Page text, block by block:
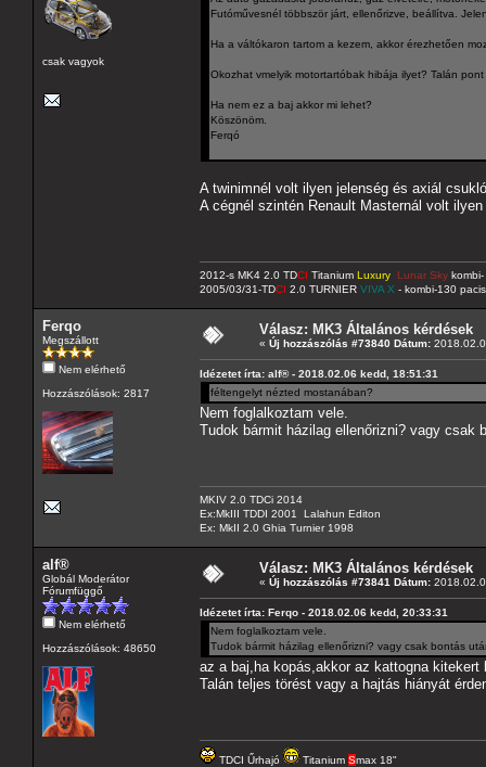
csak vagyok
Futóművesnél többször járt, ellenőrizve, beállítva.
Ha a váltókaron tartom a kezem, akkor érezhetően
Okozhat vmelyik motortartóbak hibája ilyet? Talán
Ha nem ez a baj akkor mi lehet?
Köszönöm.
Ferqó
A twinimnél volt ilyen jelenség és axiál
A cégnél szintén Renault Masternál volt
2012-s MK4 2.0 TDCI Titanium Luxury Lunar Sky
2005/03/31-TDCI 2.0 TURNIER VIVA X - kombi-130
Ferqo
Megszállott
Nem elérhető
Hozzászólások: 2817
Válasz: MK3 Általános kérdések
« Új hozzászólás #73840 Dátum:
Idézetet írta: alf® - 2018.02.06 kedd, 18:51:31
féltengelyt nézted mostanában?
Nem foglalkoztam vele.
Tudok bármit házilag ellenőrizni? vagy csak
MKIV 2.0 TDCi 2014
Ex:MkIII TDDI 2001 Lalahun Editon
Ex: MkII 2.0 Ghia Turnier 1998
alf®
Globál Moderátor
Fórumfüggő
Nem elérhető
Hozzászólások: 48650
Válasz: MK3 Általános kérdések
« Új hozzászólás #73841 Dátum:
Idézetet írta: Ferqo - 2018.02.06 kedd, 20:33:31
Nem foglalkoztam vele.
Tudok bármit házilag ellenőrizni? vagy csak bontás
az a baj,ha kopás,akkor az kattogna kitekert
Talán teljes törést vagy a hajtás hiányát
TDCI Űrhajó Titanium Smax 18"